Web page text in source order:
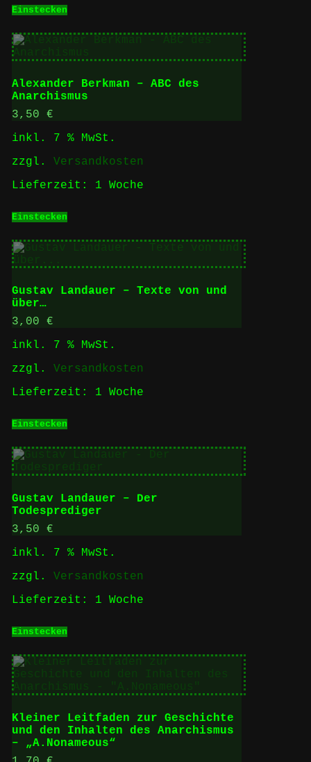
Einstecken
Alexander Berkman – ABC des
Anarchismus
3,50 €
inkl. 7 % MwSt.
zzgl. Versandkosten
Lieferzeit: 1 Woche
Einstecken
Gustav Landauer – Texte von und
über…
3,00 €
inkl. 7 % MwSt.
zzgl. Versandkosten
Lieferzeit: 1 Woche
Einstecken
Gustav Landauer – Der
Todesprediger
3,50 €
inkl. 7 % MwSt.
zzgl. Versandkosten
Lieferzeit: 1 Woche
Einstecken
Kleiner Leitfaden zur Geschichte
und den Inhalten des Anarchismus
– „A.Nonameous“